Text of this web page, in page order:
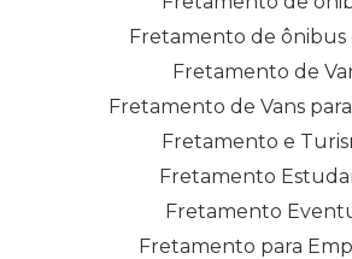
Fretamento de ônibus
Fretamento de
Fretamento de Vans
Fretamento e
Fretamento
Fretamento
Fretamento para